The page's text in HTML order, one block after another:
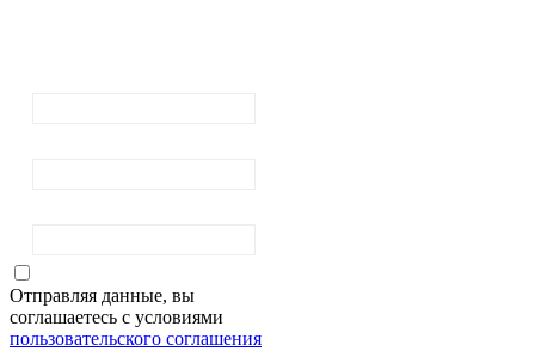
Отправляя данные, вы
соглашаетесь с условиями
пользовательского соглашения